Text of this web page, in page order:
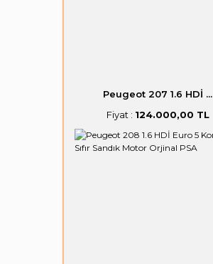
Peugeot 207 1.6 HDİ ...
Fiyat : 124.000,00 TL